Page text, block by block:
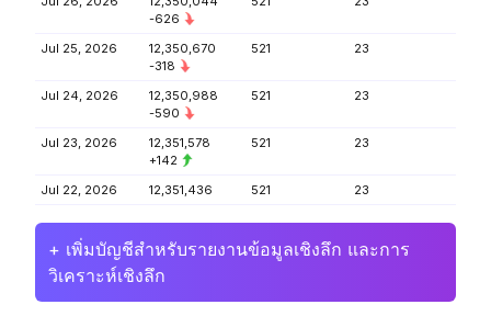
-626
Jul 25, 2026
12,350,670
-318
521 23
Jul 24, 2026
12,350,988
-590
521 23
Jul 23, 2026
12,351,578
+142
521 23
Jul 22, 2026 12,351,436 521 23
+ เพิ่มบัญชีสำหรับรายงานข้อมูลเชิงลึก และการ
วิเคราะห์เชิงลึก